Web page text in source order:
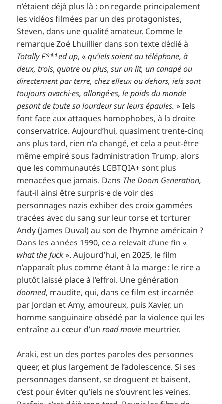
n’étaient déjà plus là : on regarde principalement
les vidéos filmées par un des protagonistes,
Steven, dans une qualité amateur. Comme le
remarque Zoé Lhuillier dans son texte dédié à
Totally F***ed up, «qu’iels soient au téléphone, à
deux, trois, quatre ou plus, sur un lit, un canapé ou
directement par terre, chez elleux ou dehors, iels sont
toujours avachi·es, allongé·es, le poids du monde
pesant de toute sa lourdeur sur leurs épaules.» Iels
font face aux attaques homophobes, à la droite
conservatrice. Aujourd’hui, quasiment trente-cinq
ans plus tard, rien n’a changé, et cela a peut-être
même empiré sous l’administration Trump, alors
que les communautés LGBTQIA+ sont plus
menacées que jamais. Dans The Doom Generation,
faut-il ainsi être surpris·e de voir des
personnages nazis exhiber des croix gammées
tracées avec du sang sur leur torse et torturer
Andy (James Duval) au son de l’hymne américain ?
Dans les années 1990, cela relevait d’une fin «
what the fuck». Aujourd’hui, en 2025, le film
n’apparaît plus comme étant à la marge : le rire a
plutôt laissé place à l’effroi. Une génération
doomed, maudite, qui, dans ce film est incarnée
par Jordan et Amy, amoureux, puis Xavier, un
homme sanguinaire obsédé par la violence qui les
entraîne au cœur d’unroad movie meurtrier.
Araki, est un des portes paroles des personnes
queer, et plus largement de l’adolescence. Si ses
personnages dansent, se droguent et baisent,
c’est pour éviter qu’iels ne s’ouvrent les veines.